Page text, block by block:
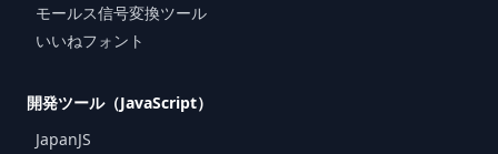
モールス信号変換ツール
いいねフォント
開発ツール（JavaScript）
JapanJS